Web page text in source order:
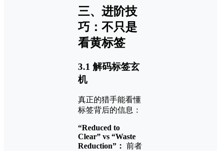
三、进阶技
巧：不只是
看黄标签
3.1 解码标签玄
机
真正的猎手能看懂
标签背后的信息：
“Reduced to
Clear” vs “Waste
Reduction”： 前者